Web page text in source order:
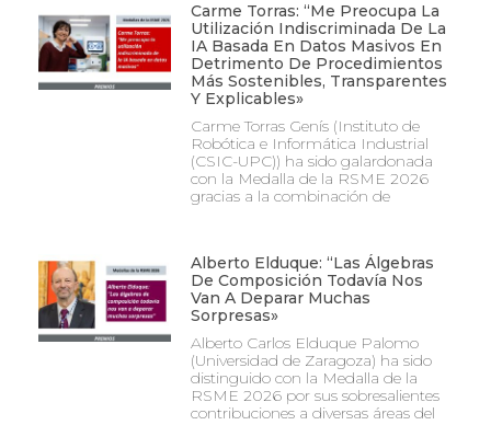
Carme Torras: “Me Preocupa La
Utilización Indiscriminada De La
IA Basada En Datos Masivos En
Detrimento De Procedimientos
Más Sostenibles, Transparentes
Y Explicables»
Carme Torras Genís (Instituto de
Robótica e Informática Industrial
(CSIC-UPC)) ha sido galardonada
con la Medalla de la RSME 2026
gracias a la combinación de
Alberto Elduque: “Las Álgebras
De Composición Todavía Nos
Van A Deparar Muchas
Sorpresas»
Alberto Carlos Elduque Palomo
(Universidad de Zaragoza) ha sido
distinguido con la Medalla de la
RSME 2026 por sus sobresalientes
contribuciones a diversas áreas del